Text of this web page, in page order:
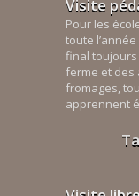
Visite
Pour les
toute
final toujours
ferme et des
fromages,
apprennent